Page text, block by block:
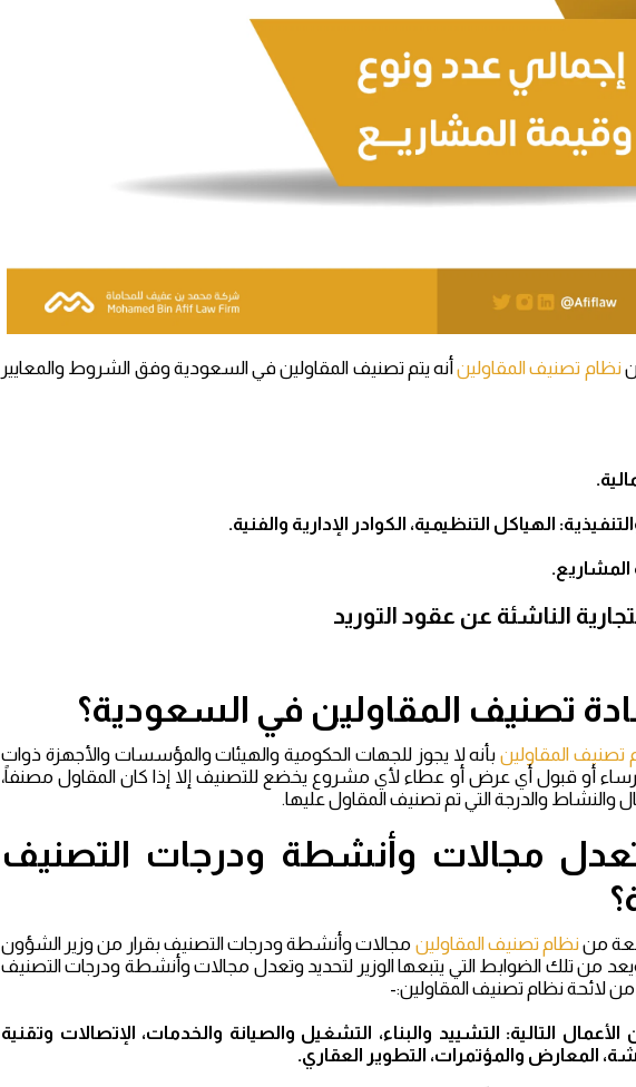
نظام تصنيف المقاولينأنه يتم تصنيف المقاولين في السعودية وفق الشروط والمعايير
الناشئة عن عقود التوريد
تصنيف المقاولين في السعودية؟
تصنيف المقاولينبأنه لا يجوز للجهات الحكومية والهيئات والمؤسسات والأجهزة ذوات
إرساء أو قبول أي عرض أو عطاء لأي مشروع يخضع للتصنيف إلا إذا كان المقاول مصنفاً،
والدرجة التي تم تصنيف المقاول عليها.
مجالات وأنشطة ودرجات التصنيف
مننظام تصنيف المقاولين مجالات وأنشطة ودرجات التصنيف بقرار من وزير الشؤون
ويعد من تلك الضوابط التي يتبعها الوزير لتحديد وتعدل مجالات وأنشطة ودرجات التصنيف
من لائحة نظام تصنيف المقاولين:-
التالية: التشييد والبناء، التشغيل والصيانة والخدمات، الإتصالات وتقنية
المعارض والمؤتمرات، التطوير العقاري.